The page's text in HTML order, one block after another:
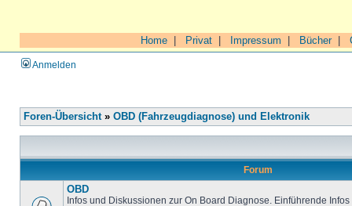
Home Privat Impressum Bücher|
Anmelden
Foren-Übersicht» OBD (Fahrzeugdiagnose) und Elektronik
Forum
OBD
Infos und Diskussionen zur On Board Diagnose. Einführende